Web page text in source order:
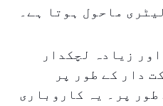
ماحول ہوتا ہے۔
زیادہ لچکدار
دار کے طور پر
پر۔ یہ کاروباری